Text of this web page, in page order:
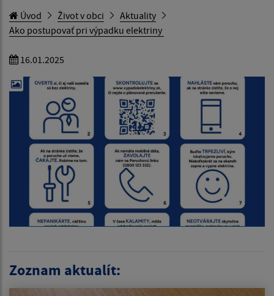
Úvod Život v obci
Aktuality
Ako postupovať pri výpadku elektriny
16.01.2025
Zoznam aktualít: